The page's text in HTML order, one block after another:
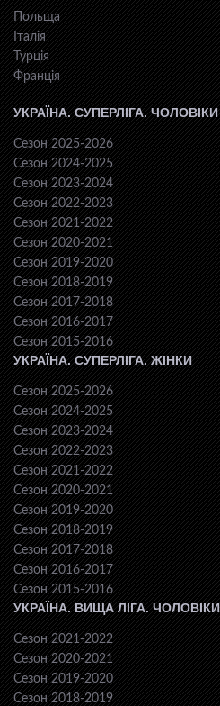
Польща
Італія
Турція
Франція
УКРАЇНА. СУПЕРЛІГА. ЧОЛОВІКИ
Сезон 2025-2026
Сезон 2024-2025
Сезон 2023-2024
Сезон 2022-2023
Сезон 2021-2022
Сезон 2020-2021
Сезон 2019-2020
Сезон 2018-2019
Сезон 2017-2018
Сезон 2016-2017
Сезон 2015-2016
УКРАЇНА. СУПЕРЛІГА. ЖІНКИ
Сезон 2025-2026
Сезон 2024-2025
Сезон 2023-2024
Сезон 2022-2023
Сезон 2021-2022
Сезон 2020-2021
Сезон 2019-2020
Сезон 2018-2019
Сезон 2017-2018
Сезон 2016-2017
Сезон 2015-2016
УКРАЇНА. ВИЩА ЛІГА. ЧОЛОВІКИ
Сезон 2021-2022
Сезон 2020-2021
Сезон 2019-2020
Сезон 2018-2019